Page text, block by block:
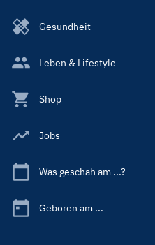
Gesundheit
Leben & Lifestyle
Shop
Jobs
Was geschah am ...?
Geboren am ...